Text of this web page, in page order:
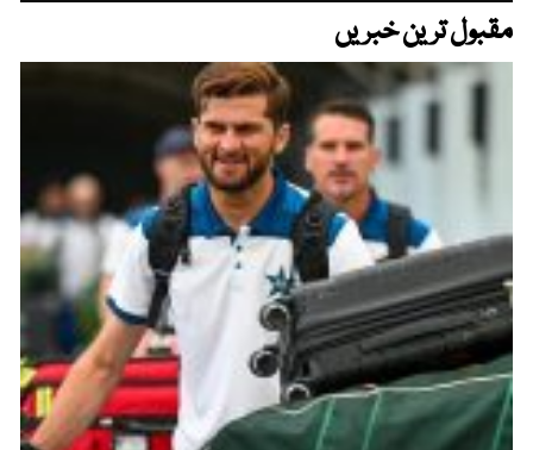
مقبول ترین خبریں